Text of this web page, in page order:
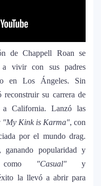
“Omerta”: el
con Victoria
su situación
“no le gusta
en México
TiRAR MáS
de Chappell Roan se
a vivir con sus padres
en Los Ángeles. Sin
reconstruir su carrera de
a California. Lanzó las
"My Kink is Karma", con
por el mundo drag.
popularidad y
como
"Casual" y
la llevó a abrir para